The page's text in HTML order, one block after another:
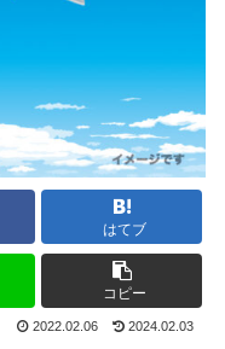
はてブ
コピー
2022.02.06 2024.02.03